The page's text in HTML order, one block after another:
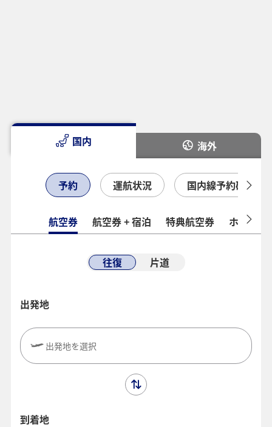
国内 海外
予約 運航状況 国内線予約確認
航空券 航空券 + 宿泊 特典航空券 ホテル
往復 片道
出発地
出発地を選択
到着地